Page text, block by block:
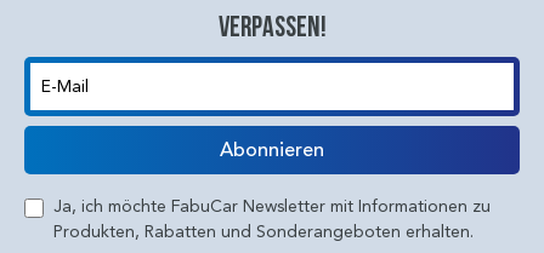
verpassen!
E-Mail
Abonnieren
Ja, ich möchte FabuCar Newsletter mit Informationen zu
Produkten, Rabatten und Sonderangeboten erhalten.